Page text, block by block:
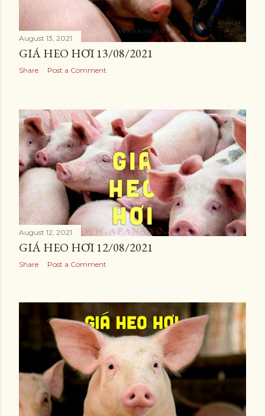
August 13, 2021
GIÁ HEO HƠI 13/08/2021
Share Post a Comment
August 12, 2021
GIÁ HEO HƠI 12/08/2021
Share Post a Comment